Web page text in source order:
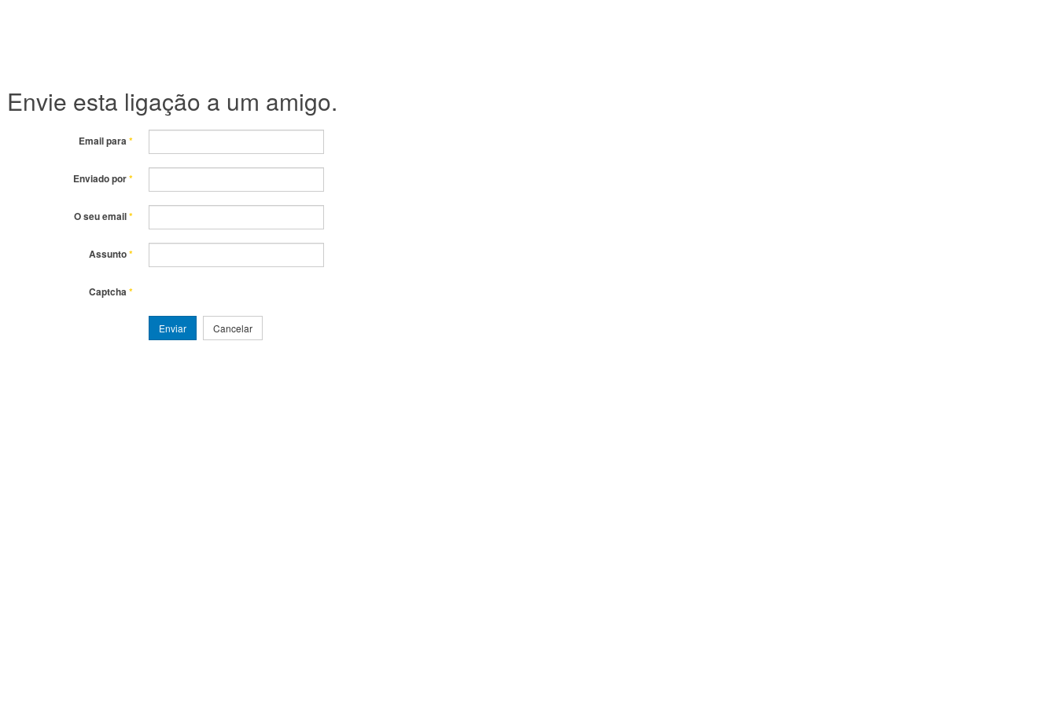
Envie esta ligação a um amigo.
Email para*
Enviado por*
O seu email*
Assunto*
Captcha*
Enviar Cancelar